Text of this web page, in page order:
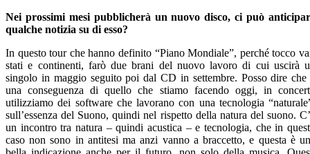
Nei prossimi mesi pubblicherà un nuovo disco, ci può
qualche notizia su di esso?
In questo tour che hanno definito “Piano Mondiale”, perché tocco
stati e continenti, farò due brani del nuovo lavoro di cui uscirà
singolo in maggio seguito poi dal CD in settembre. Posso dire che
una conseguenza di quello che stiamo facendo oggi, in
utilizziamo dei software che lavorano con una tecnologia
sull’essenza del Suono, quindi nel rispetto della natura del suono.
un incontro tra natura – quindi acustica – e tecnologia, che in
caso non sono in antitesi ma anzi vanno a braccetto, e questa è